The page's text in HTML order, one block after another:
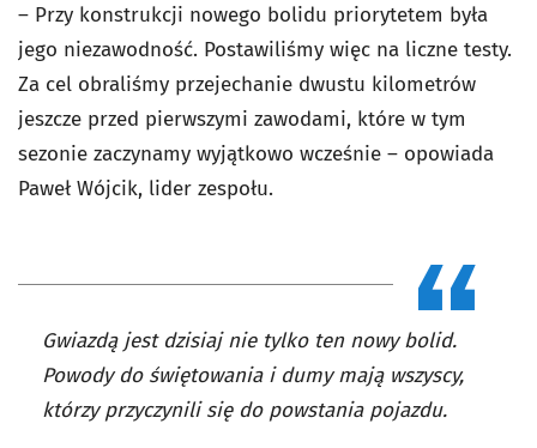
– Przy konstrukcji nowego bolidu priorytetem była
jego niezawodność. Postawiliśmy więc na liczne testy.
Za cel obraliśmy przejechanie dwustu kilometrów
jeszcze przed pierwszymi zawodami, które w tym
sezonie zaczynamy wyjątkowo wcześnie – opowiada
Paweł Wójcik, lider zespołu.
Gwiazdą jest dzisiaj nie tylko ten nowy bolid.
Powody do świętowania i dumy mają wszyscy,
którzy przyczynili się do powstania pojazdu.